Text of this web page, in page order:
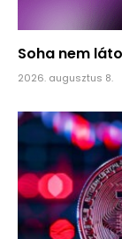
Soha nem
2026. augusztus 8.